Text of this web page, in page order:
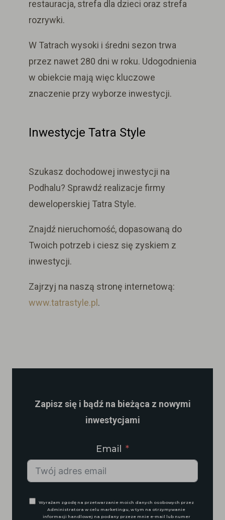
restauracja, strefa dla dzieci oraz strefa
rozrywki.
W Tatrach wysoki i średni sezon trwa
przez nawet 280 dni w roku. Udogodnienia
w obiekcie mają więc kluczowe
znaczenie przy wyborze inwestycji.
Inwestycje Tatra Style
Szukasz dochodowej inwestycji na
Podhalu? Sprawdź realizacje firmy
deweloperskiej Tatra Style.
Znajdź nieruchomość, dopasowaną do
Twoich potrzeb i ciesz się zyskiem z
inwestycji.
Zajrzyj na naszą stronę internetową:
www.tatrastyle.pl .
Zapisz się i bądź na bieżąca z nowymi
inwestycjami
Email
Wyrażam zgodę na przetwarzanie moich danych osobowych przez
Administratora w celu marketingu, w tym na otrzymywanie
informacji handlowej na podany przeze mnie e-mail lub numer